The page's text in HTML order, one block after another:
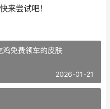
来尝试吧！
鸡免费领车的皮肤
2026-01-21